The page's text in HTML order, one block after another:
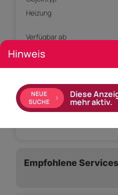
Heizung
Verfügbar ab
Heizwärmebedarf (HWB)
Ausstattung:
Lift
Empfohlene
Hinweis
NEUE
SUCHE
Diese
mehr aktiv.